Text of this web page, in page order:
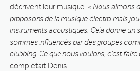
décrivent leur musique. « Nous aimons
proposons de la musique électro mais
instruments acoustiques. Cela donne un
sommes influencés par des groupes
clubbing. Ce que nous voulons, c’est faire
complétait Denis.